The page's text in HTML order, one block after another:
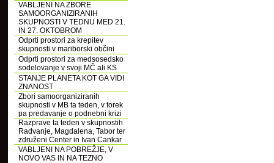
VABLJENI NA ZBORE
SAMOORGANIZIRANIH
SKUPNOSTI V TEDNU MED 21.
IN 27. OKTOBROM
Odprti prostori za krepitev
skupnosti v mariborski občini
Odprti prostori za medsosedsko
sodelovanje v svoji MČ ali KS
STANJE PLANETA KOT GA VIDI
ZNANOST
Zbori samoorganiziranih
skupnosti v MB ta teden, v torek
pa predavanje o podnebni krizi
Razprave ta teden v skupnostih
Radvanje, Magdalena, Tabor ter
združeni Center in Ivan Cankar
VABLJENI NA POBREŽJE, V
NOVO VAS IN NA TEZNO